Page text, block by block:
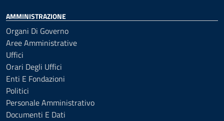
AMMINISTRAZIONE
Organi Di Governo
Aree Amministrative
Uffici
Orari Degli Uffici
Enti E Fondazioni
Politici
Personale Amministrativo
Documenti E Dati